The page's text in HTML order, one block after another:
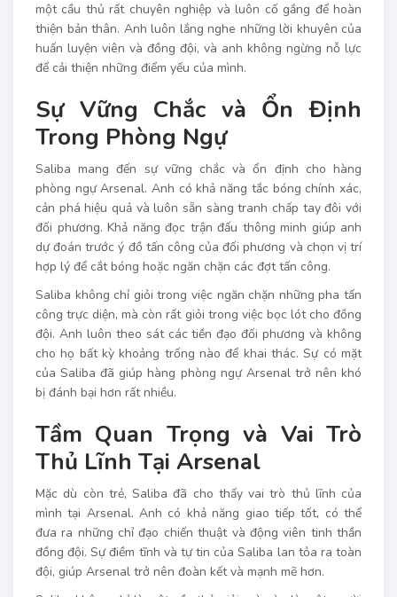
một cầu thủ rất chuyên nghiệp và luôn cố gắng để hoàn
thiện bản thân. Anh luôn lắng nghe những lời khuyên của
huấn luyện viên và đồng đội, và anh không ngừng nỗ lực
để cải thiện những điểm yếu của mình.
Sự Vững Chắc và Ổn Định
Trong Phòng Ngự
Saliba mang đến sự vững chắc và ổn định cho hàng
phòng ngự Arsenal. Anh có khả năng tắc bóng chính xác,
cản phá hiệu quả và luôn sẵn sàng tranh chấp tay đôi với
đối phương. Khả năng đọc trận đấu thông minh giúp anh
dự đoán trước ý đồ tấn công của đối phương và chọn vị trí
hợp lý để cắt bóng hoặc ngăn chặn các đợt tấn công.
Saliba không chỉ giỏi trong việc ngăn chặn những pha tấn
công trực diện, mà còn rất giỏi trong việc bọc lót cho đồng
đội. Anh luôn theo sát các tiền đạo đối phương và không
cho họ bất kỳ khoảng trống nào để khai thác. Sự có mặt
của Saliba đã giúp hàng phòng ngự Arsenal trở nên khó
bị đánh bại hơn rất nhiều.
Tầm Quan Trọng và Vai Trò
Thủ Lĩnh Tại Arsenal
Mặc dù còn trẻ, Saliba đã cho thấy vai trò thủ lĩnh của
mình tại Arsenal. Anh có khả năng giao tiếp tốt, có thể
đưa ra những chỉ đạo chiến thuật và động viên tinh thần
đồng đội. Sự điềm tĩnh và tự tin của Saliba lan tỏa ra toàn
đội, giúp Arsenal trở nên đoàn kết và mạnh mẽ hơn.